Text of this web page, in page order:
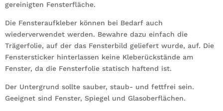
gereinigten Fensterfläche.
Die Fensteraufkleber können bei Bedarf auch
wiederverwendet werden. Bewahre dazu einfach die
Trägerfolie, auf der das Fensterbild geliefert wurde, auf. Die
Fenstersticker hinterlassen keine Kleberückstände am
Fenster, da die Fensterfolie statisch haftend ist.
Der Untergrund sollte sauber, staub- und fettfrei sein.
Geeignet sind Fenster, Spiegel und Glasoberflächen.